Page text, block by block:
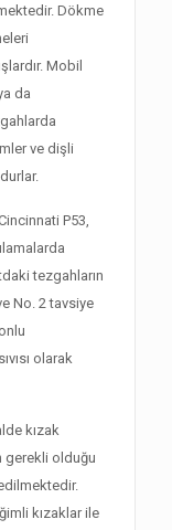
Dökme
Mobil
da
ve dişli
P53,
tezgahların
No. 2 tavsiye
olarak
kızak
gerekli olduğu
kızaklar ile